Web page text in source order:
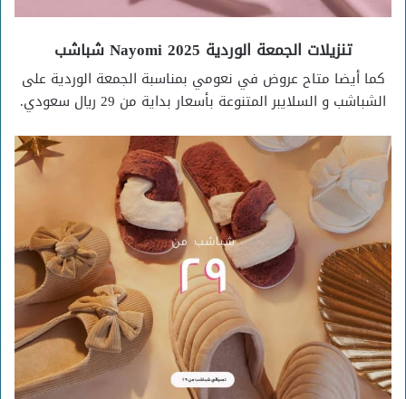
تنزيلات الجمعة الوردية 2025 Nayomi شباشب
كما أيضا متاح عروض في نعومي بمناسبة الجمعة الوردية على
الشباشب و السلايبر المتنوعة بأسعار بداية من 29 ريال سعودي.